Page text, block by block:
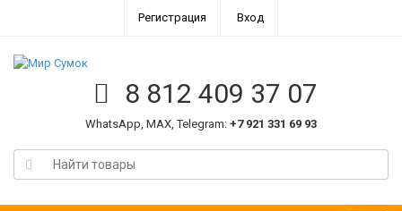
Регистрация Вход
8 812 409 37 07
WhatsApp, MAX, Telegram: +7 921 331 69 93